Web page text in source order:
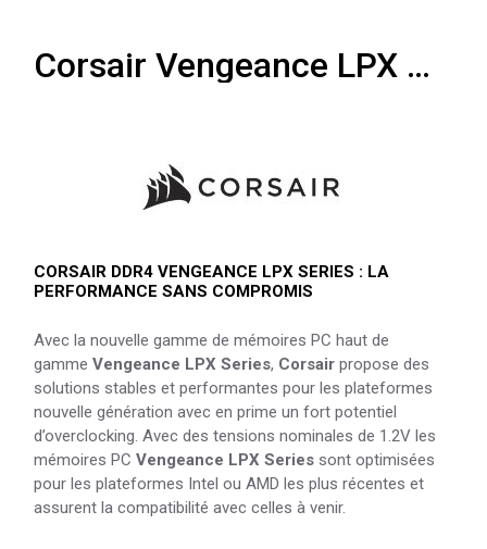
Corsair Vengeance LPX DDR4 16 Go 3600MHz
CORSAIR DDR4 VENGEANCE LPX SERIES : LA
PERFORMANCE SANS COMPROMIS
Avec la nouvelle gamme de mémoires PC haut de
gammeVengeance LPX Series, Corsairpropose des
solutions stables et performantes pour les plateformes
nouvelle génération avec en prime un fort potentiel
d’overclocking. Avec des tensions nominales de 1.2V les
mémoires PCVengeance LPX Series sont optimisées
pour les plateformes Intel ou AMD les plus récentes et
assurent la compatibilité avec celles à venir.